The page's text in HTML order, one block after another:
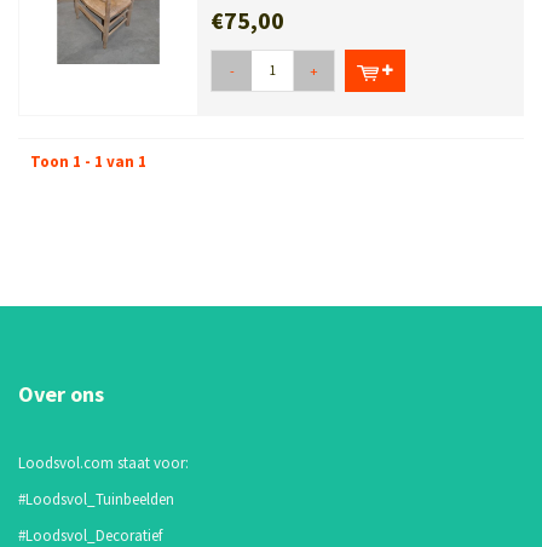
€75,00
- +
Toon 1 - 1 van 1
Over ons
Loodsvol.com staat voor:
#Loodsvol_Tuinbeelden
#Loodsvol_Decoratief